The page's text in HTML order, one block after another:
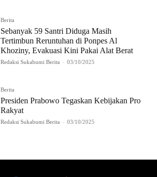
Berita
Sebanyak 59 Santri Diduga Masih
Tertimbun Reruntuhan di Ponpes Al
Khoziny, Evakuasi Kini Pakai Alat Berat
Redaksi Sukabumi Berita - 03/10/2025
Berita
Presiden Prabowo Tegaskan Kebijakan Pro
Rakyat
Redaksi Sukabumi Berita - 03/10/2025